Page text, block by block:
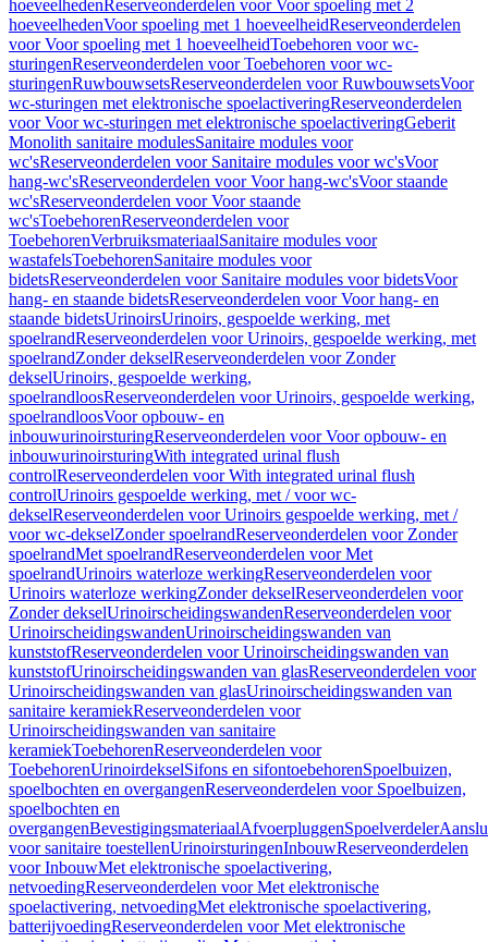
hoeveelhedenReserveonderdelen voor Voor spoeling met 2
hoeveelhedenVoor spoeling met 1 hoeveelheidReserveonderdelen
voor Voor spoeling met 1 hoeveelheidToebehoren voor wc-
sturingenReserveonderdelen voor Toebehoren voor wc-
sturingenRuwbouwsetsReserveonderdelen voor RuwbouwsetsVoor
wc-sturingen met elektronische spoelactiveringReserveonderdelen
voor Voor wc-sturingen met elektronische spoelactiveringGeberit
Monolith sanitaire modulesSanitaire modules voor
wc'sReserveonderdelen voor Sanitaire modules voor wc'sVoor
hang-wc'sReserveonderdelen voor Voor hang-wc'sVoor staande
wc'sReserveonderdelen voor Voor staande
wc'sToebehorenReserveonderdelen voor
ToebehorenVerbruiksmateriaalSanitaire modules voor
wastafelsToebehorenSanitaire modules voor
bidetsReserveonderdelen voor Sanitaire modules voor bidetsVoor
hang- en staande bidetsReserveonderdelen voor Voor hang- en
staande bidetsUrinoirsUrinoirs, gespoelde werking, met
spoelrandReserveonderdelen voor Urinoirs, gespoelde werking, met
spoelrandZonder dekselReserveonderdelen voor Zonder
dekselUrinoirs, gespoelde werking,
spoelrandloosReserveonderdelen voor Urinoirs, gespoelde werking,
spoelrandloosVoor opbouw- en
inbouwurinoirsturingReserveonderdelen voor Voor opbouw- en
inbouwurinoirsturingWith integrated urinal flush
controlReserveonderdelen voor With integrated urinal flush
controlUrinoirs gespoelde werking, met / voor wc-
dekselReserveonderdelen voor Urinoirs gespoelde werking, met /
voor wc-dekselZonder spoelrandReserveonderdelen voor Zonder
spoelrandMet spoelrandReserveonderdelen voor Met
spoelrandUrinoirs waterloze werkingReserveonderdelen voor
Urinoirs waterloze werkingZonder dekselReserveonderdelen voor
Zonder dekselUrinoirscheidingswandenReserveonderdelen voor
UrinoirscheidingswandenUrinoirscheidingswanden van
kunststofReserveonderdelen voor Urinoirscheidingswanden van
kunststofUrinoirscheidingswanden van glasReserveonderdelen voor
Urinoirscheidingswanden van glasUrinoirscheidingswanden van
sanitaire keramiekReserveonderdelen voor
Urinoirscheidingswanden van sanitaire
keramiekToebehorenReserveonderdelen voor
ToebehorenUrinoirdekselSifons en sifontoebehorenSpoelbuizen,
spoelbochten en overgangenReserveonderdelen voor Spoelbuizen,
spoelbochten en
overgangenBevestigingsmateriaalAfvoerpluggenSpoelverdeler
voor sanitaire toestellenUrinoirsturingenInbouwReserveonderdelen
voor InbouwMet elektronische spoelactivering,
netvoedingReserveonderdelen voor Met elektronische
spoelactivering, netvoedingMet elektronische spoelactivering,
batterijvoedingReserveonderdelen voor Met elektronische